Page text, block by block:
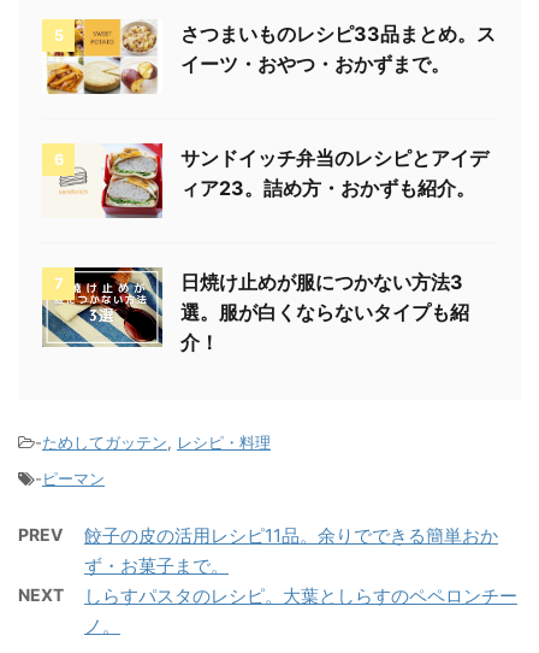
5
さつまいものレシピ33品まとめ。ス
イーツ・おやつ・おかずまで。
6
サンドイッチ弁当のレシピとアイデ
ィア23。詰め方・おかずも紹介。
7
日焼け止めが服につかない方法3
選。服が白くならないタイプも紹
介！
-ためしてガッテン, レシピ・料理
-ピーマン
PREV
餃子の皮の活用レシピ11品。余りでできる簡単おか
ず・お菓子まで。
NEXT
しらすパスタのレシピ。大葉としらすのペペロンチー
ノ。